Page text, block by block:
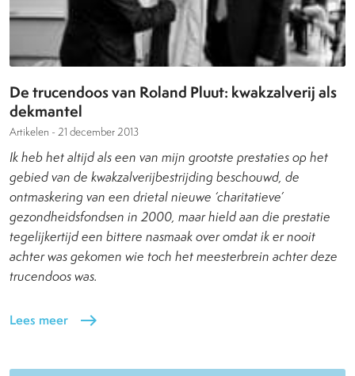
De trucendoos van Roland Pluut: kwakzalverij als
dekmantel
Artikelen - 21 december 2013
Ik heb het altijd als een van mijn grootste prestaties op het
gebied van de kwakzalverijbestrijding beschouwd, de
ontmaskering van een drietal nieuwe ‘charitatieve’
gezondheidsfondsen in 2000, maar hield aan die prestatie
tegelijkertijd een bittere nasmaak over omdat ik er nooit
achter was gekomen wie toch het meesterbrein achter deze
trucendoos was.
Lees meer east